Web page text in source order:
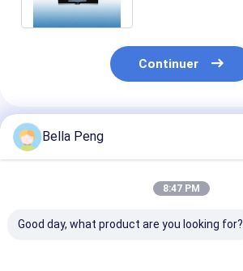
Continuer
Produits Recommandés
Bella Peng
8:47 PM
Good day, what product are you looking for?